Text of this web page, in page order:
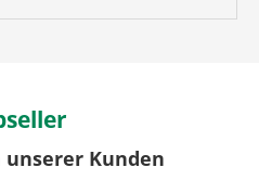
Kunden